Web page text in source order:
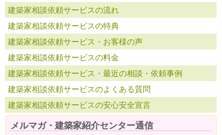
建築家相談依頼サービスの流れ
建築家相談依頼サービスの特典
建築家相談依頼サービス・お客様の声
建築家相談依頼サービスの料金
建築家相談依頼サービス・最近の相談・依頼事例
建築家相談依頼サービスのよくある質問
建築家相談依頼サービスの安心安全宣言
メルマガ・建築家紹介センター通信